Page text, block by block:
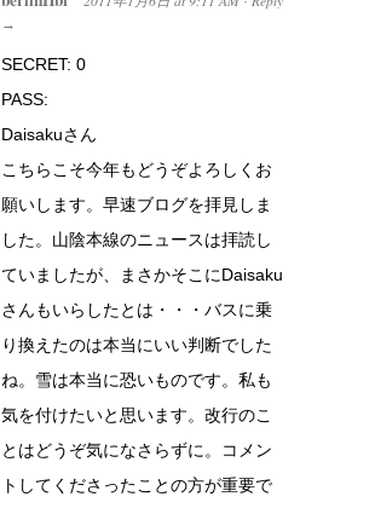
→
SECRET: 0
PASS:
Daisakuさん
こちらこそ今年もどうぞよろしくお
願いします。早速ブログを拝見しま
した。山陰本線のニュースは拝読し
ていましたが、まさかそこにDaisaku
さんもいらしたとは・・・バスに乗
り換えたのは本当にいい判断でした
ね。雪は本当に恐いものです。私も
気を付けたいと思います。改行のこ
とはどうぞ気になさらずに。コメン
トしてくださったことの方が重要で